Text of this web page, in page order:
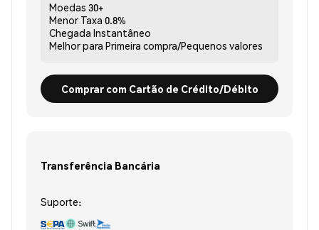
Moedas 30+
Menor Taxa 0.8%
Chegada Instantâneo
Melhor para Primeira compra/Pequenos valores
Comprar com Cartão de Crédito/Débito
Transferência Bancária
Suporte: